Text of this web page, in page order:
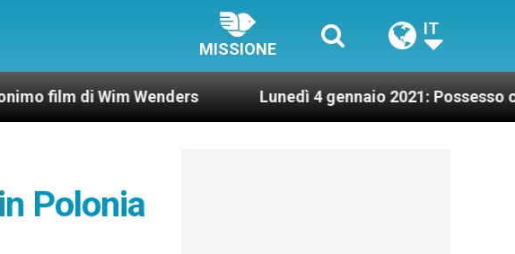
MISSIONE
IT
Wim Wenders Lunedì 4 gennaio 2021: Possesso
Polonia